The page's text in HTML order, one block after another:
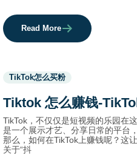
Read More
Used
names.
TikTok怎么买粉
Tiktok 怎么赚钱-
TikTok，不仅仅是短视频的乐园在
是一个展示才艺、分享日常的平台
那么，如何在TikTok上赚钱呢？这
关于“抖